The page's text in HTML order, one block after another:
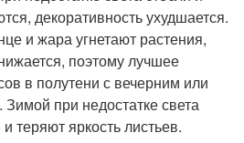
декоративность ухудшается.
и жара угнетают растения,
поэтому лучшее
в полутени с вечерним или
при недостатке света
теряют яркость листьев.